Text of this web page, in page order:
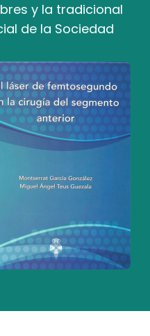
y la tradicional
de la Sociedad